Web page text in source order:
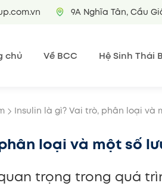
9A Nghĩa Tân, Cầu
chủ Về BCC Hệ Sinh Thái
Insulin là gì? Vai trò, phân loại và
loại và một số
trọng trong quá